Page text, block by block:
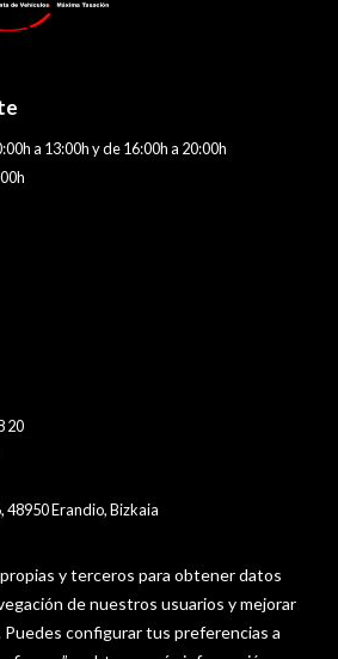
a 13:00h y de 16:00h a 20:00h
20
Erandio, Bizkaia
y terceros para obtener datos
de nuestros usuarios y mejorar
configurar tus preferencias a